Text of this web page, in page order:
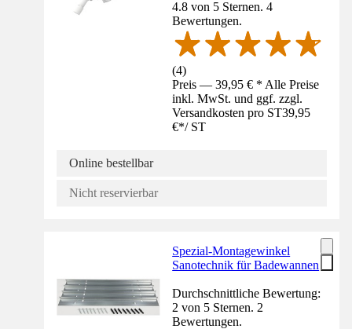
4.8 von 5 Sternen. 4
Bewertungen.
(4)
Preis — 39,95 € * Alle Preise
inkl. MwSt. und ggf. zzgl.
Versandkosten pro ST39,95
€*/ ST
Online bestellbar
Nicht reservierbar
Spezial-Montagewinkel
Sanotechnik für Badewannen
Durchschnittliche Bewertung:
2 von 5 Sternen. 2
Bewertungen.